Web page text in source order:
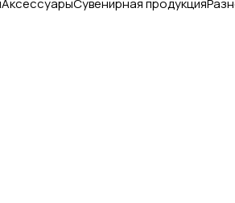
АксессуарыСувенирная продукция